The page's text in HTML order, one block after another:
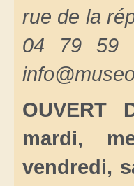
rue de la
04 79 59
OUVERT
mardi,
vendredi,